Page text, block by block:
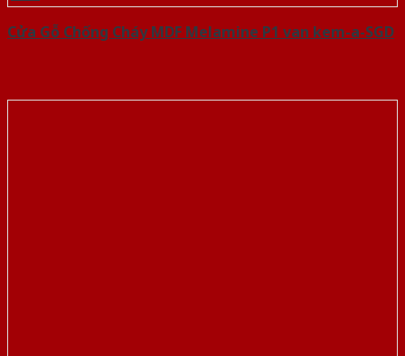
Cửa Gỗ Chống Cháy MDF Melamine P1 van kem-a-SGD